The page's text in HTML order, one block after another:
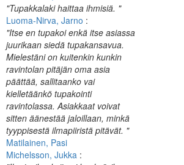
"Tupakkalaki haittaa ihmisiä. "
Luoma-Nirva, Jarno :
"Itse en tupakoi enkä itse asiassa
juurikaan siedä tupakansavua.
Mielestäni on kuitenkin kunkin
ravintolan pitäjän oma asia
päättää, sallitaanko vai
kielletäänkö tupakointi
ravintolassa. Asiakkaat voivat
sitten äänestää jaloillaan, minkä
tyyppisestä ilmapiiristä pitävät. "
Matilainen, Pasi
Michelsson, Jukka :